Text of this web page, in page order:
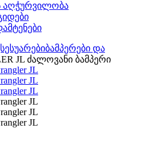
აღჭურვილობა
ბამპერები და
JL ძალოვანი ბამპერი